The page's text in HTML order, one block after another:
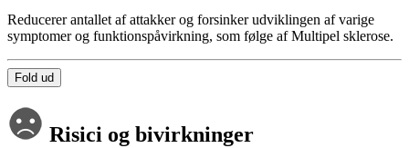
Reducerer antallet af attakker og forsinker udviklingen af varige
symptomer og funktionspåvirkning, som følge af Multipel sklerose.
Fold ud
Risici og bivirkninger